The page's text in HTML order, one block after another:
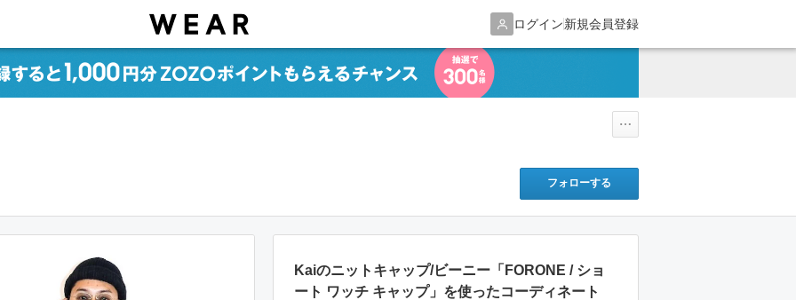
ログイン新規会員登録
フォローする
Kaiのニットキャップ/ビーニー「FORONE / ショ
ート ワッチ キャップ」を使ったコーディネート